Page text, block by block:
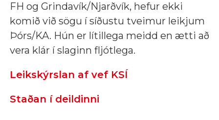
FH og Grindavík/Njarðvík, hefur ekki
komið við sögu í síðustu tveimur leikjum
Þórs/KA. Hún er lítillega meidd en ætti að
vera klár í slaginn fljótlega.
Leikskýrslan af vef KSÍ
Staðan í deildinni